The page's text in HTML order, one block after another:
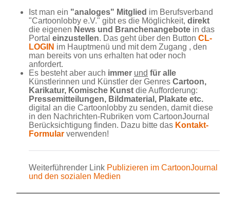
Ist man ein "analoges" Mitglied im Berufsverband
"Cartoonlobby e.V." gibt es die Möglichkeit, direkt
die eigenen News und Branchenangebote in das
Portal einzustellen. Das geht über den Button CL-
LOGIN im Hauptmenü und mit dem Zugang , den
man bereits von uns erhalten hat oder noch
anfordert.
Es besteht aber auch immer und für alle
Künstlerinnen und Künstler der Genres Cartoon,
Karikatur, Komische Kunst die Aufforderung:
Pressemitteilungen, Bildmaterial, Plakate etc.
digital an die Cartoonlobby zu senden, damit diese
in den Nachrichten-Rubriken vom CartoonJournal
Berücksichtigung finden. Dazu bitte das Kontakt-
Formular verwenden!
Weiterführender Link Publizieren im CartoonJournal
und den sozialen Medien